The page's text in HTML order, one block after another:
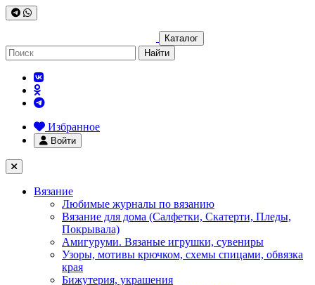
Каталог
Найти
Избранное
Войти
Вязание
Любимые журналы по вязанию
Вязание для дома (Салфетки, Скатерти, Пледы,
Покрывала)
Амигуруми. Вязаные игрушки, сувениры
Узоры, мотивы крючком, схемы спицами, обвязка
края
Бижутерия, украшения